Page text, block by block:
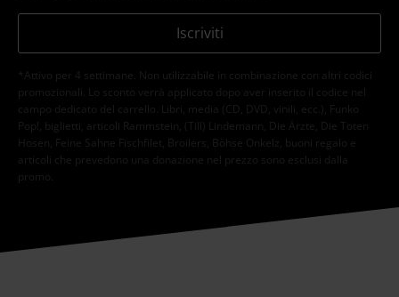
Iscriviti
*Attivo per 4 settimane. Non utilizzabile in combinazione con altri codici
promozionali. Lo sconto verrà applicato dopo aver inserito il codice nel
campo dedicato del carrello. Libri, media (CD, DVD, vinili, ecc.), Funko
Pop!, biglietti, articoli Rammstein, (Till) Lindemann, Die Ärzte, Die Toten
Hosen, Feine Sahne Fischfilet, Broilers, Böhse Onkelz, buoni regalo e
articoli che prevedono una donazione nel prezzo sono esclusi dalla
promo.